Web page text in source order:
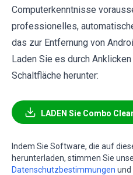
Computerkenntnisse
professionelles,
das zur Entfernung von
Laden Sie es durch
Schaltfläche herunter:
LADEN Sie Combo
Indem Sie Software, die auf
herunterladen, stimmen Sie
Datenschutzbestimmungen und